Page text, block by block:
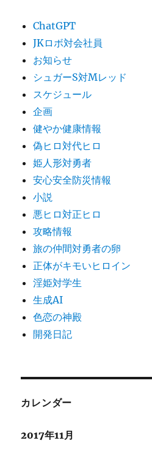
ChatGPT
JKロボ対会社員
お知らせ
シュガーS対Mレッド
スケジュール
企画
健やか健康情報
偽ヒロ対代ヒロ
姫人形対勇者
安心安全防災情報
小説
悪ヒロ対正ヒロ
攻略情報
旅の仲間対勇者の卵
正体がキモいヒロイン
淫姫対学生
生成AI
色恋の神殿
開発日記
カレンダー
2017年11月